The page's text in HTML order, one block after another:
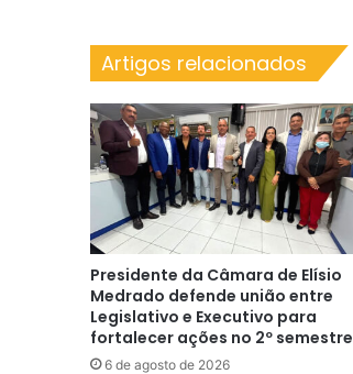
condutor’;
veja
que
diz
ministro
Artigos relacionados
Presidente da Câmara de Elísio
Medrado defende união entre
Legislativo e Executivo para
fortalecer ações no 2º semestre
6 de agosto de 2026